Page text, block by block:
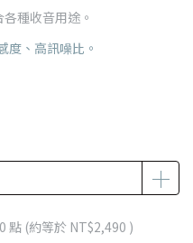
種收音用途。
度、高訊噪比。
點 (約等於 NT$2,490 )